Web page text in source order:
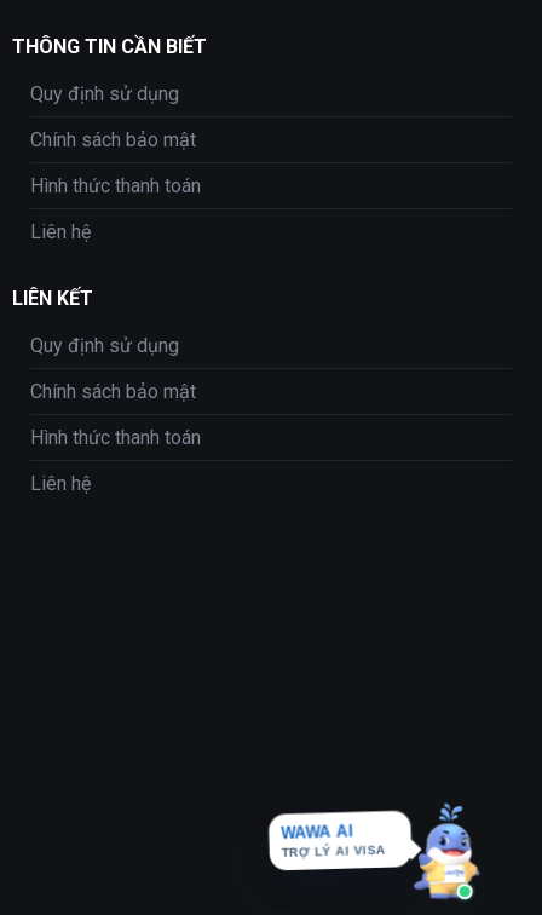
WAWA AI
TRỢ LÝ AI VISA
THÔNG TIN CẦN BIẾT
Quy định sử dụng
Chính sách bảo mật
Hình thức thanh toán
Liên hệ
LIÊN KẾT
Quy định sử dụng
Chính sách bảo mật
Hình thức thanh toán
Liên hệ